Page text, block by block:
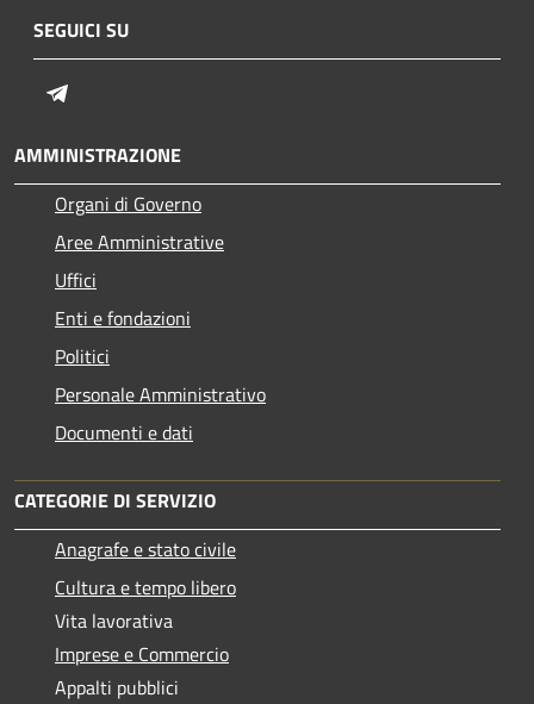
SEGUICI SU
AMMINISTRAZIONE
Organi di Governo
Aree Amministrative
Uffici
Enti e fondazioni
Politici
Personale Amministrativo
Documenti e dati
CATEGORIE DI SERVIZIO
Anagrafe e stato civile
Cultura e tempo libero
Vita lavorativa
Imprese e Commercio
Appalti pubblici